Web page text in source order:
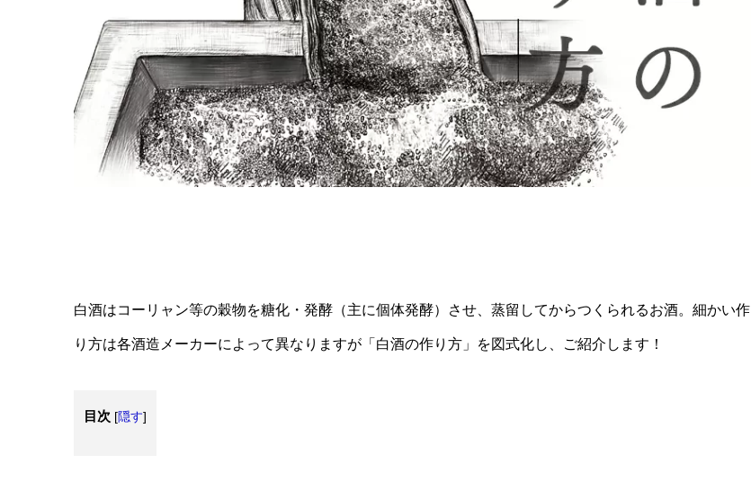
白酒はコーリャン等の穀物を糖化・発酵（主に個体発酵）させ、蒸留してからつくられるお酒。細かい作
り方は各酒造メーカーによって異なりますが「白酒の作り方」を図式化し、ご紹介します！
目次 [隠す]